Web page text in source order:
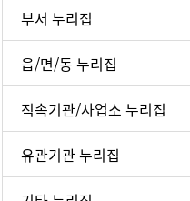
부서 누리집
읍/면/동 누리집
직속기관/사업소 누리집
유관기관 누리집